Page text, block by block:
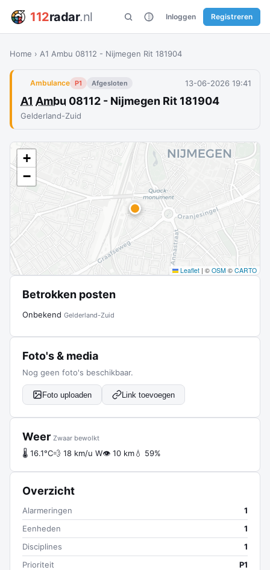
112radar.nl Inloggen Registreren
Home › A1 Ambu 08112 - Nijmegen Rit 181904
Ambulance P1 Afgesloten 13-06-2026 19:41
A1 Ambu 08112 - Nijmegen Rit 181904
Gelderland-Zuid
+
−
Leaflet | © OSM © CARTO
Betrokken posten
Onbekend Gelderland-Zuid
Foto's & media
Nog geen foto's beschikbaar.
Foto uploaden Link toevoegen
Weer Zwaar bewolkt
🌡 16.1°C💨 18 km/u W👁 10 km💧 59%
Overzicht
Alarmeringen
1
Eenheden
1
Disciplines
1
Prioriteit
P1